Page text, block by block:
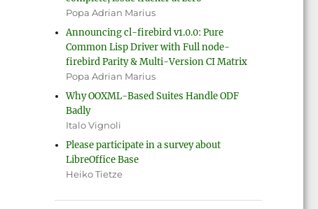
Popa Adrian Marius
Announcing cl-firebird v1.0.0: Pure
Common Lisp Driver with Full node-
firebird Parity & Multi-Version CI Matrix
Popa Adrian Marius
Why OOXML-Based Suites Handle ODF
Badly
Italo Vignoli
Please participate in a survey about
LibreOffice Base
Heiko Tietze